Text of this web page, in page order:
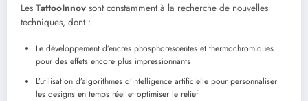
Les TattooInnov sont constamment à la recherche de nouvelles
techniques, dont :
Le développement d’encres phosphorescentes et thermochromiques
pour des effets encore plus impressionnants
L’utilisation d’algorithmes d’intelligence artificielle pour personnaliser
les designs en temps réel et optimiser le relief